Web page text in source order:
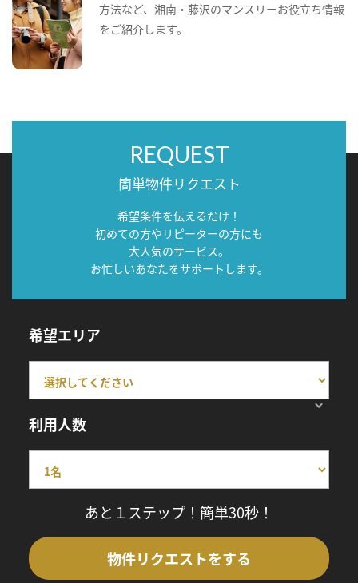
方法など、湘南・藤沢のマンスリーお役立ち情報
をご紹介します。
REQUEST
簡単物件リクエスト
希望条件を伝えるだけ！
初めての方やリピーターの方にも
大人気のサービス。
お忙しいあなたをサポートします。
希望エリア
利用人数
あと１ステップ！簡単30秒！
物件リクエストをする